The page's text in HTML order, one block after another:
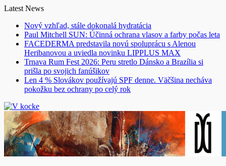
Skip
content
Latest News
Nový vzhľad, stále dokonalá hydratácia
Paul Mitchell SUN: Účinná ochrana vlasov a farby počas leta
FACEDERMA predstavila novú spoluprácu s Alenou
Heribanovou a uviedla novinku LIPPLUS MAX
Trnava Rum Fest 2026: Peru stretlo Dánsko a Brazília si
prišla po svojich fanúšikov
Len 4 % Slovákov používajú SPF denne. Väčšina necháva
pokožku bez ochrany po celý rok